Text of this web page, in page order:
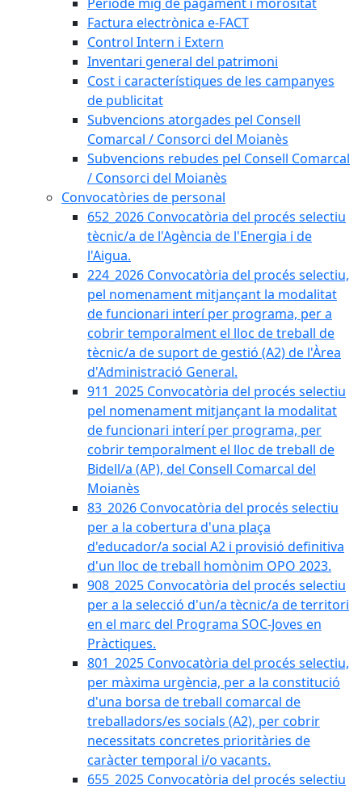
Factura electrònica e-FACT
Control Intern i Extern
Inventari general del patrimoni
Cost i característiques de les campanyes
de publicitat
Subvencions atorgades pel Consell
Comarcal / Consorci del Moianès
Subvencions rebudes pel Consell Comarcal
/ Consorci del Moianès
Convocatòries de personal
652_2026 Convocatòria del procés selectiu
tècnic/a de l'Agència de l'Energia i de
l'Aigua.
224_2026 Convocatòria del procés selectiu,
pel nomenament mitjançant la modalitat
de funcionari interí per programa, per a
cobrir temporalment el lloc de treball de
tècnic/a de suport de gestió (A2) de l'Àrea
d'Administració General.
911_2025 Convocatòria del procés selectiu
pel nomenament mitjançant la modalitat
de funcionari interí per programa, per
cobrir temporalment el lloc de treball de
Bidell/a (AP), del Consell Comarcal del
Moianès
83_2026 Convocatòria del procés selectiu
per a la cobertura d'una plaça
d'educador/a social A2 i provisió definitiva
d'un lloc de treball homònim OPO 2023.
908_2025 Convocatòria del procés selectiu
per a la selecció d'un/a tècnic/a de territori
en el marc del Programa SOC-Joves en
Pràctiques.
801_2025 Convocatòria del procés selectiu,
per màxima urgència, per a la constitució
d'una borsa de treball comarcal de
treballadors/es socials (A2), per cobrir
necessitats concretes prioritàries de
caràcter temporal i/o vacants.
655_2025 Convocatòria del procés selectiu